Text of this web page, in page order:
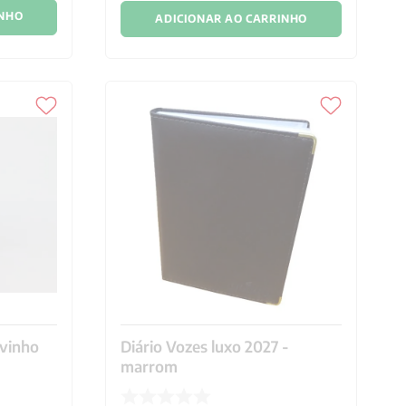
ADICIONAR AO CARRINHO
Diário Vozes luxo 2027 -
marrom